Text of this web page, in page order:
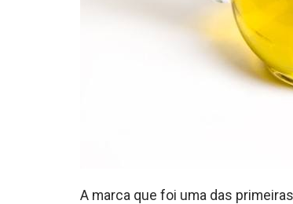
A marca que foi uma das